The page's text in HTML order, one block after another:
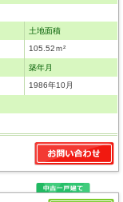
土地面積
105.52ｍ²
築年月
1986年10月